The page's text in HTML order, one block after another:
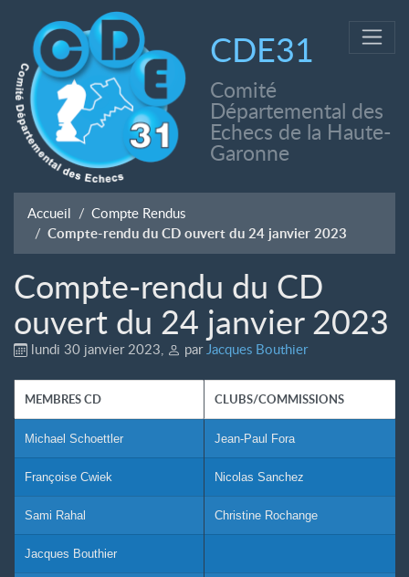
CDE31
Comité
Départemental des
Echecs de la Haute-
Garonne
Accueil Compte Rendus
Compte-rendu du CD ouvert du 24 janvier 2023
Compte-rendu du CD
ouvert du 24 janvier 2023
lundi 30 janvier 2023, parJacques Bouthier
MEMBRES CD CLUBS/COMMISSIONS
Michael Schoettler Jean-Paul Fora
Françoise Cwiek Nicolas Sanchez
Sami Rahal Christine Rochange
Jacques Bouthier